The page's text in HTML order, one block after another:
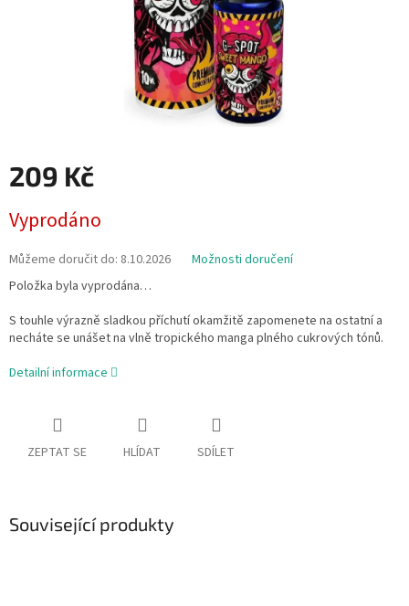
209 Kč
cena:
Vyprodáno
Můžeme doručit do: 8.10.2026
Možnosti doručení
Položka byla vyprodána…
S touhle výrazně sladkou příchutí okamžitě zapomenete na ostatní a
necháte se unášet na vlně tropického manga plného cukrových tónů.
Detailní informace
ZEPTAT SE HLÍDAT SDÍLET
Související produkty